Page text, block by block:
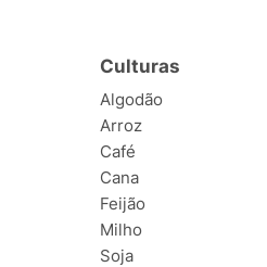
Culturas
Algodão
Arroz
Café
Cana
Feijão
Milho
Soja